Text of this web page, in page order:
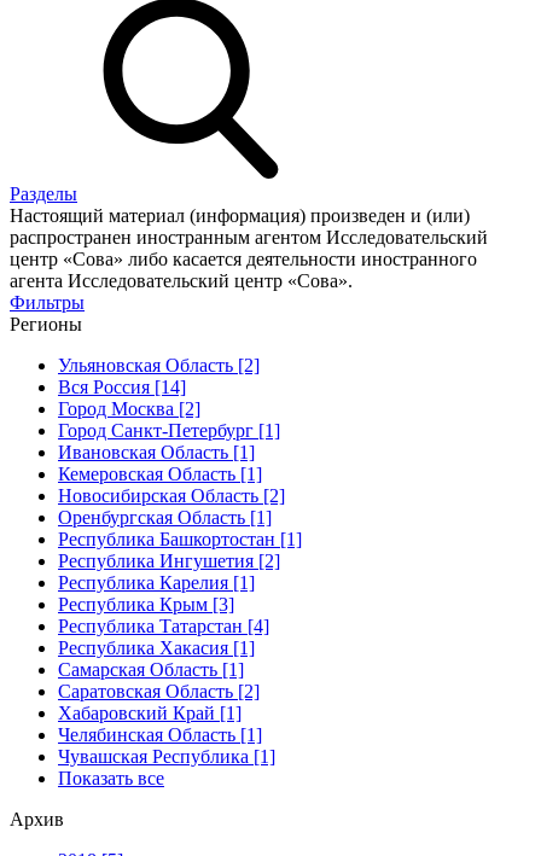
Разделы
Настоящий материал (информация) произведен и (или)
распространен иностранным агентом Исследовательский
центр «Сова» либо касается деятельности иностранного
агента Исследовательский центр «Сова».
Фильтры
Регионы
Ульяновская Область [2]
Вся Россия [14]
Город Москва [2]
Город Санкт-Петербург [1]
Ивановская Область [1]
Кемеровская Область [1]
Новосибирская Область [2]
Оренбургская Область [1]
Республика Башкортостан [1]
Республика Ингушетия [2]
Республика Карелия [1]
Республика Крым [3]
Республика Татарстан [4]
Республика Хакасия [1]
Самарская Область [1]
Саратовская Область [2]
Хабаровский Край [1]
Челябинская Область [1]
Чувашская Республика [1]
Показать все
Архив